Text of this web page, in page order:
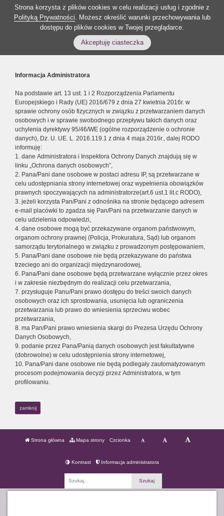
Strona korzysta z plików cookies w celu realizacji usług i zgodnie z
Polityką Prywatności. Możesz określić warunki przechowywania lub
dostępu do plików cookies w Twojej przeglądarce.
Akceptuję ciasteczka
Informacja Administratora
Na podstawie art. 13 ust. 1 i 2 Rozporządzenia Parlamentu
Europejskiego i Rady (UE) 2016/679 z dnia 27 kwietnia 2016r. w
sprawie ochrony osób fizycznych w związku z przetwarzaniem danych
osobowych i w sprawie swobodnego przepływu takich danych oraz
uchylenia dyrektywy 95/46/WE (ogólne rozporządzenie o ochronie
danych), Dz. U. UE. L. 2016.119.1 z dnia 4 maja 2016r., dalej RODO
informuję:
1. dane Administratora i Inspektora Ochrony Danych znajdują się w
linku „Ochrona danych osobowych”,
2. Pana/Pani dane osobowe w postaci adresu IP, są przetwarzane w
celu udostępniania strony internetowej oraz wypełnienia obowiązków
prawnych spoczywających na administratorze(art.6 ust.1 lit.c RODO),
3. jeżeli korzysta Pan/Pani z odnośnika na stronie będącego adresem
e-mail placówki to zgadza się Pan/Pani na przetwarzanie danych w
celu udzielenia odpowiedzi,
4. dane osobowe mogą być przekazywane organom państwowym,
organom ochrony prawnej (Policja, Prokuratura, Sąd) lub organom
samorządu terytorialnego w związku z prowadzonym postępowaniem,
5. Pana/Pani dane osobowe nie będą przekazywane do państwa
trzeciego ani do organizacji międzynarodowej,
6. Pana/Pani dane osobowe będą przetwarzane wyłącznie przez okres
i w zakresie niezbędnym do realizacji celu przetwarzania,
7. przysługuje Panu/Pani prawo dostępu do treści swoich danych
osobowych oraz ich sprostowania, usunięcia lub ograniczenia
przetwarzania lub prawo do wniesienia sprzeciwu wobec
przetwarzania,
8. ma Pan/Pani prawo wniesienia skargi do Prezesa Urzędu Ochrony
Danych Osobowych,
9. podanie przez Pana/Panią danych osobowych jest fakultatywne
(dobrowolne) w celu udostępnienia strony internetowej,
10. Pana/Pani dane osobowe nie będą podlegały zautomatyzowanym
procesom podejmowania decyzji przez Administratora, w tym
profilowaniu.
zamknij
Strona główna Mapa strony Czcionka
Kontrast Informacja administratora